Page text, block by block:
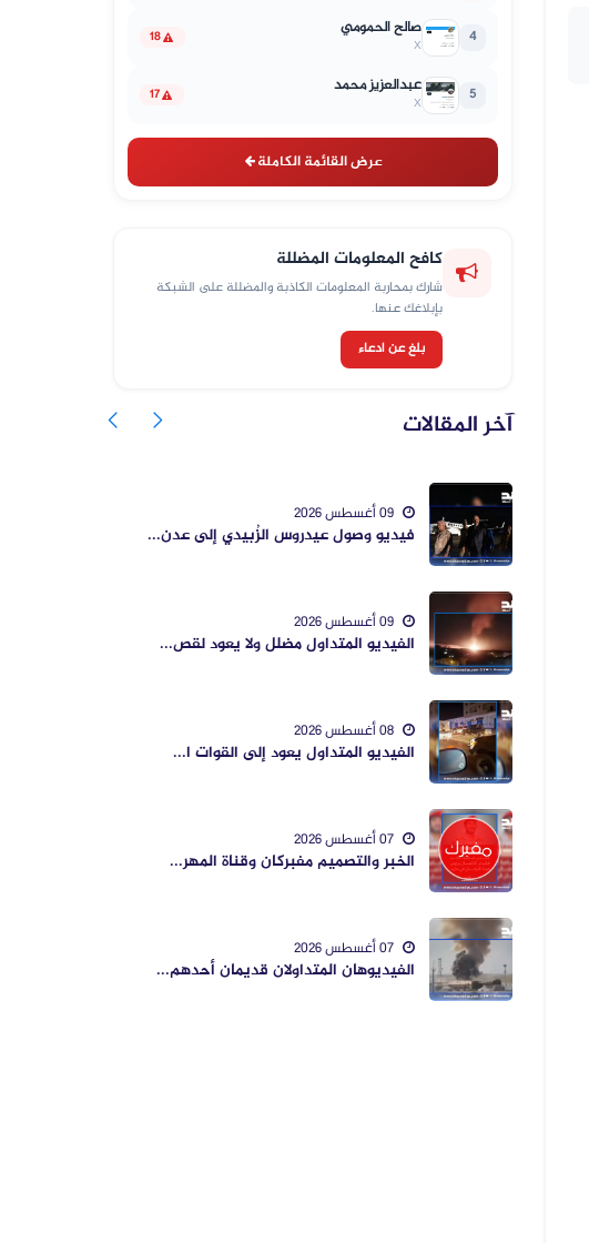
4 صالح الحمومي
X
18
5 عبدالعزيز محمد
X
17
عرض القائمة الكاملة
كافح المعلومات المضللة
شارك بمحاربة المعلومات الكاذبة والمضللة على الشبكة
بإبلاغك عنها.
بلغ عن ادعاء
آخر المقالات
فيديو وصول عيدروس الزُبيدي إلى عدن...
الفيديو المتداول مضلل ولا يعود لقص...
الفيديو المتداول يعود إلى القوات ا...
الخبر والتصميم مفبركان وقناة المهر...
الفيديوهان المتداولان قديمان أحدهم...